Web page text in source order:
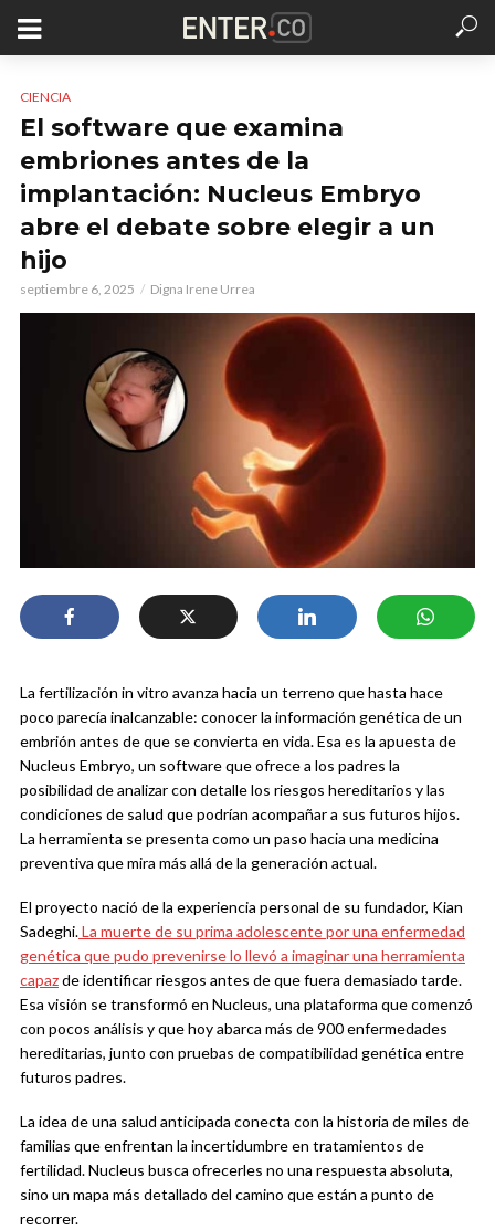
CIENCIA
El software que examina
embriones antes de la
implantación: Nucleus Embryo
abre el debate sobre elegir a un
hijo
septiembre 6, 2025 Digna Irene Urrea
La fertilización in vitro avanza hacia un terreno que hasta hace
poco parecía inalcanzable: conocer la información genética de un
embrión antes de que se convierta en vida. Esa es la apuesta de
Nucleus Embryo, un software que ofrece a los padres la
posibilidad de analizar con detalle los riesgos hereditarios y las
condiciones de salud que podrían acompañar a sus futuros hijos.
La herramienta se presenta como un paso hacia una medicina
preventiva que mira más allá de la generación actual.
El proyecto nació de la experiencia personal de su fundador, Kian
Sadeghi.La muerte de su prima adolescente por una enfermedad
genética que pudo prevenirse lo llevó a imaginar una herramienta
capazde identificar riesgos antes de que fuera demasiado tarde.
Esa visión se transformó en Nucleus, una plataforma que comenzó
con pocos análisis y que hoy abarca más de 900 enfermedades
hereditarias, junto con pruebas de compatibilidad genética entre
futuros padres.
La idea de una salud anticipada conecta con la historia de miles de
familias que enfrentan la incertidumbre en tratamientos de
fertilidad. Nucleus busca ofrecerles no una respuesta absoluta,
sino un mapa más detallado del camino que están a punto de
recorrer.